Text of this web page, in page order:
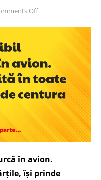
Off
în avion.
își prinde